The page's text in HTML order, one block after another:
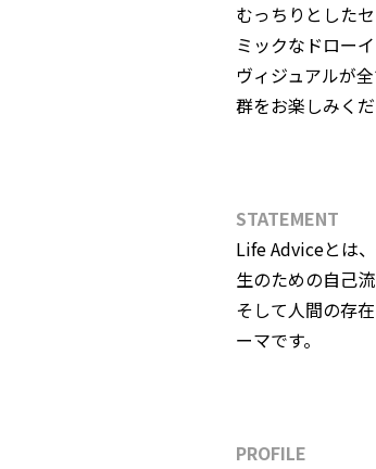
むっちりとした
ミックなドロー
ヴィジュアルが
群をお楽しみくだ
STATEMENT
Life Adviceとは
生のための自己
そして人間の存
ーマです。
PROFILE